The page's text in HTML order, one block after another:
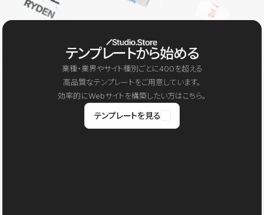
テンプレートから始める
業種・業界やサイト種別ごとに400を超える
高品質なテンプレートをご用意しています。
効率的にWebサイトを構築したい方はこちら。
テンプレートを見る